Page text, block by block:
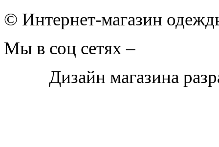
© Интернет-магазин
Мы в соц сетях –
Дизайн магазина